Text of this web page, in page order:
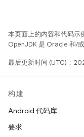
本页面上的内容和代码示
OpenJDK 是 Oracle 和/
最后更新时间 (UTC)：
构建
Android 代码库
要求